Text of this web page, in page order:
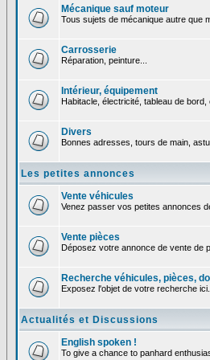
Mécanique sauf moteur
Tous sujets de mécanique autre que
Carrosserie
Réparation, peinture...
Intérieur, équipement
Habitacle, électricité, tableau de bord,
Divers
Bonnes adresses, tours de main,
Les petites annonces
Vente véhicules
Venez passer vos petites annonces
Vente pièces
Déposez votre annonce de vente de
Recherche véhicules, pièces,
Exposez l'objet de votre recherche ici.
Actualités et Discussions
English spoken !
To give a chance to panhard